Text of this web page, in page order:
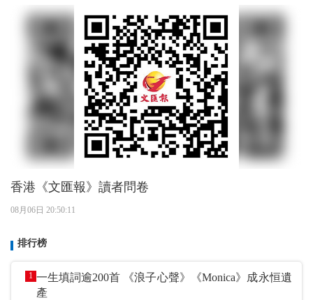
香港《文匯報》讀者問卷
08月06日 20:50:11
排行榜
1 一生填詞逾200首 《浪子心聲》《Monica》成永恒遺
產